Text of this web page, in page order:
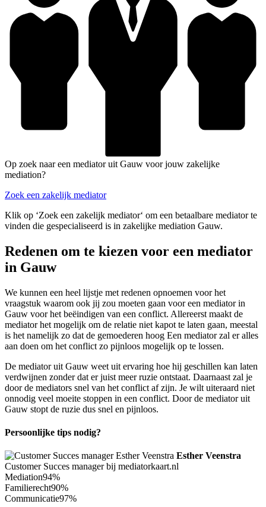
Op zoek naar een mediator uit Gauw voor jouw zakelijke
mediation?
Zoek een zakelijk mediator
Klik op ‘Zoek een zakelijk mediator‘ om een betaalbare mediator te
vinden die gespecialiseerd is in zakelijke mediation Gauw.
Redenen om te kiezen voor een mediator
in Gauw
We kunnen een heel lijstje met redenen opnoemen voor het
vraagstuk waarom ook jij zou moeten gaan voor een mediator in
Gauw voor het beëindigen van een conflict. Allereerst maakt de
mediator het mogelijk om de relatie niet kapot te laten gaan, meestal
is het namelijk zo dat de gemoederen hoog Een mediator zal er alles
aan doen om het conflict zo pijnloos mogelijk op te lossen.
De mediator uit Gauw weet uit ervaring hoe hij geschillen kan laten
verdwijnen zonder dat er juist meer ruzie ontstaat. Daarnaast zal je
door de mediators snel van het conflict af zijn. Je wilt uiteraard niet
onnodig veel moeite stoppen in een conflict. Door de mediator uit
Gauw stopt de ruzie dus snel en pijnloos.
Persoonlijke tips nodig?
Esther Veenstra
Customer Succes manager bij mediatorkaart.nl
Mediation94%
Familierecht90%
Communicatie97%